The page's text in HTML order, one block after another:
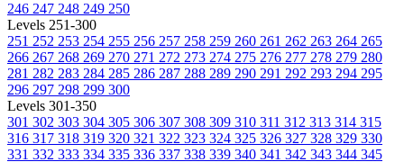
246 247 248 249 250
Levels 251-300
251 252 253 254 255 256 257 258 259 260 261 262 263 264 265
266 267 268 269 270 271 272 273 274 275 276 277 278 279 280
281 282 283 284 285 286 287 288 289 290 291 292 293 294 295
296 297 298 299 300
Levels 301-350
301 302 303 304 305 306 307 308 309 310 311 312 313 314 315
316 317 318 319 320 321 322 323 324 325 326 327 328 329 330
331 332 333 334 335 336 337 338 339 340 341 342 343 344 345